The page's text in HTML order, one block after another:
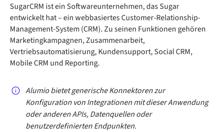
SugarCRM ist ein Softwareunternehmen, das Sugar
entwickelt hat – ein webbasiertes Customer-Relationship-
Management-System (CRM). Zu seinen Funktionen gehören
Marketingkampagnen, Zusammenarbeit,
Vertriebsautomatisierung, Kundensupport, Social CRM,
Mobile CRM und Reporting.
Alumio bietet generische Konnektoren zur
Konfiguration von Integrationen mit dieser Anwendung
oder anderen APIs, Datenquellen oder
benutzerdefinierten Endpunkten.